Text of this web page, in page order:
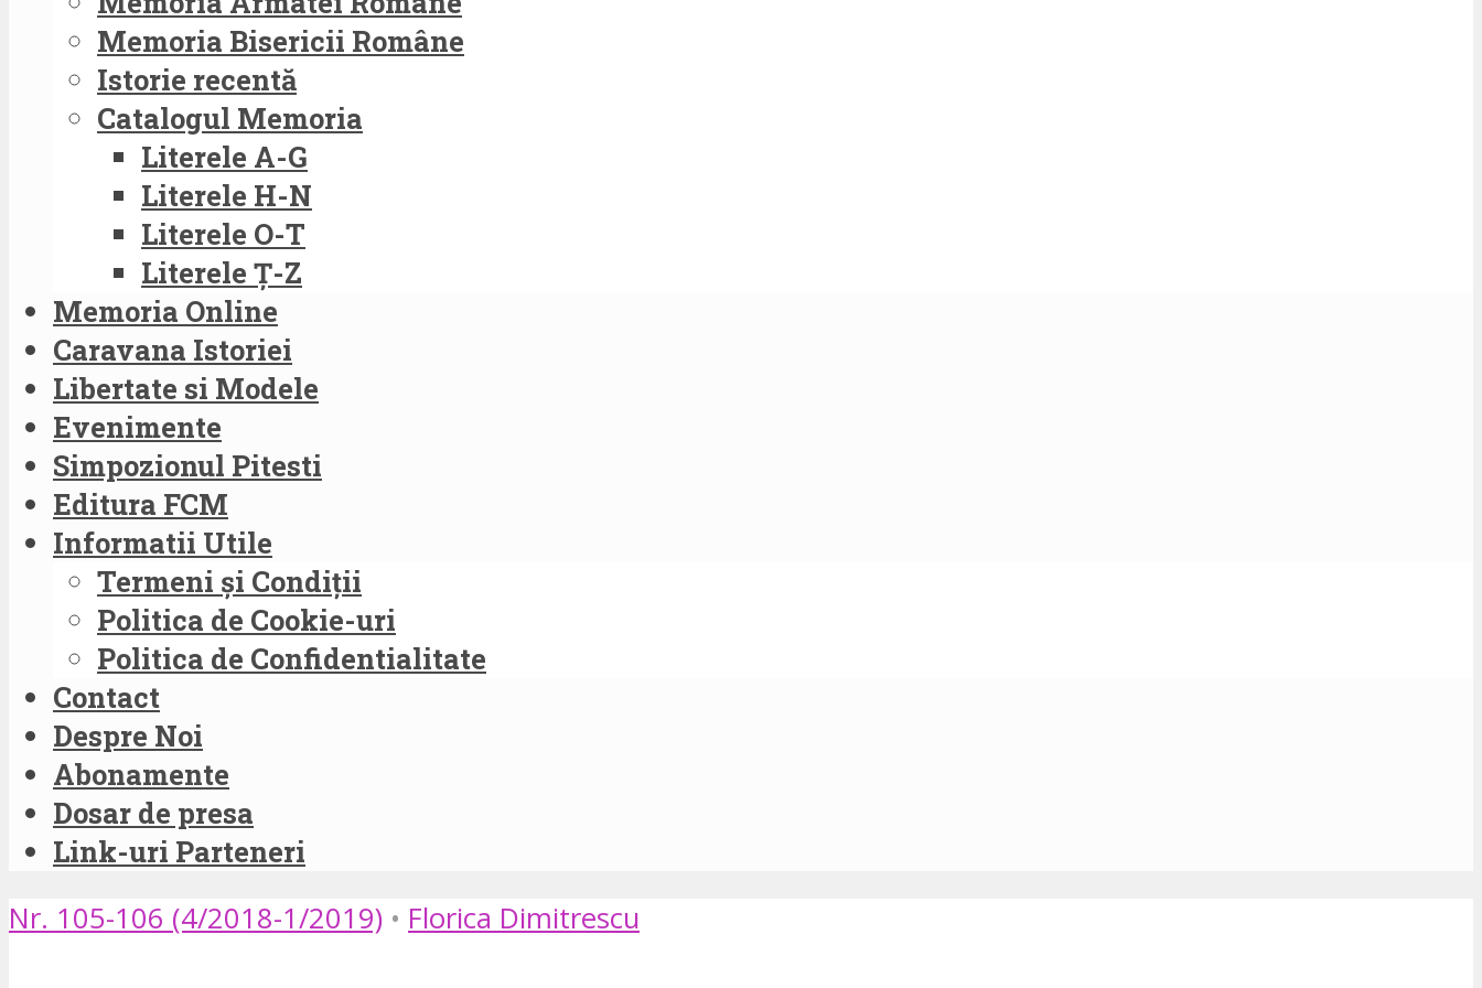
Memoria Bisericii Române
Istorie recentă
Catalogul Memoria
Literele A-G
Literele H-N
Literele O-T
Literele Ț-Z
Memoria Online
Caravana Istoriei
Libertate si Modele
Evenimente
Simpozionul Pitesti
Editura FCM
Informatii Utile
Termeni și Condiții
Politica de Cookie-uri
Politica de Confidentialitate
Contact
Despre Noi
Abonamente
Dosar de presa
Link-uri Parteneri
Nr. 105-106 (4/2018-1/2019) • Florica Dimitrescu